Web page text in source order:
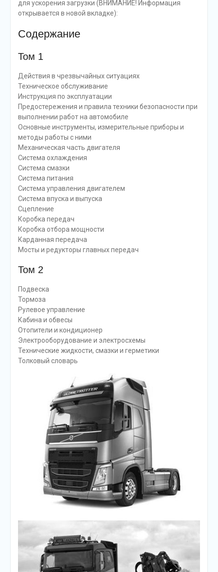
для ускорения загрузки (ВНИМАНИЕ! Информация
открывается в новой вкладке):
Содержание
Том 1
Действия в чрезвычайных ситуациях
Техническое обслуживание
Инструкция по эксплуатации
Предостережения и правила техники безопасности при
выполнении работ на автомобиле
Основные инструменты, измерительные приборы и
методы работы с ними
Механическая часть двигателя
Система охлаждения
Система смазки
Система питания
Система управления двигателем
Система впуска и выпуска
Сцепление
Коробка передач
Коробка отбора мощности
Карданная передача
Мосты и редукторы главных передач
Том 2
Подвеска
Тормоза
Рулевое управление
Кабина и обвесы
Отопители и кондиционер
Электрооборудование и электросхемы
Технические жидкости, смазки и герметики
Толковый словарь